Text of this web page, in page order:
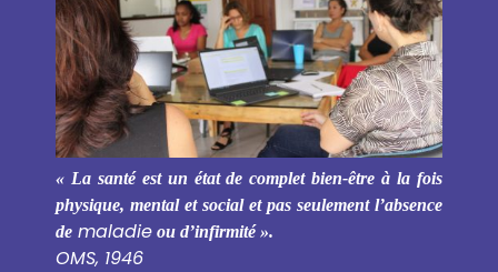
« La santé est un état de complet bien-être à la fois
physique, mental et social et pas seulement l’absence
de maladie ou d’infirmité ».
OMS, 1946